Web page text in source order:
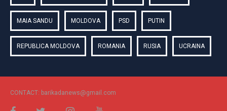
MAIA SANDU MOLDOVA PSD PUTIN
REPUBLICA MOLDOVA ROMANIA RUSIA UCRAINA
CONTACT: barikadanews@gmail.com